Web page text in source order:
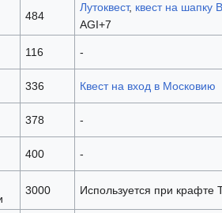
484
Лутоквест, квест на шапку
AGI+7
116 -
336 Квест на вход в Московию
378 -
400 -
3000 Используется при крафте